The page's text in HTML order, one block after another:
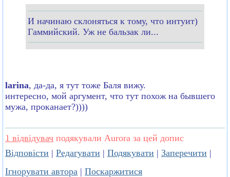
И начинаю склоняться к тому, что интуит)
Гаммийский. Уж не бальзак ли...
larina, да-да, я тут тоже Баля вижу.
интересно, мой аргумент, что тут похож на бывшего
мужа, проканает?))))
1 відвідувач подякували Aurora за цей допис
Відповісти | Редагувати | Подякувати | Заперечити |
Ігнорувати автора | Поскаржитися